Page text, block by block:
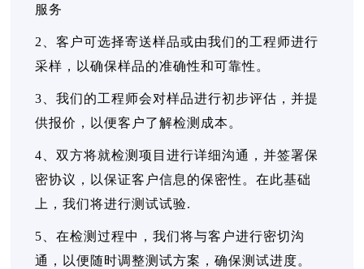
服务
2、客户可选择寄送样品或由我们的工程师进行
采样，以确保样品的准确性和可靠性。
3、我们的工程师会对样品进行初步评估，并提
供报价，以便客户了解检测成本。
4、双方将就检测项目进行详细沟通，并签署保
密协议，以保证客户信息的保密性。在此基础
上，我们将进行测试试验.
5、在检测过程中，我们将与客户进行密切沟
通，以便随时调整测试方案，确保测试进度。